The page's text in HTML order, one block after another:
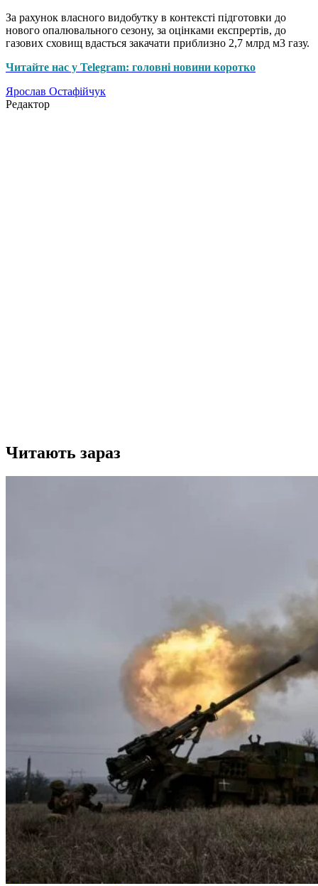
За рахунок власного видобутку в контексті підготовки до
нового опалювального сезону, за оцінками експрертів, до
газових сховищ вдасться закачати приблизно 2,7 млрд м3 газу.
Читайте нас у Telegram: головні новини коротко
Ярослав Остафійчук
Редактор
Читають зараз